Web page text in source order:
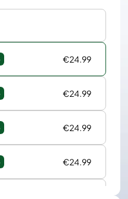
€24.99
€24.99
€24.99
€24.99